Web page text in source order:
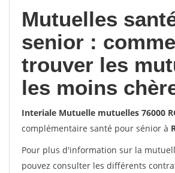
Mutuelles
senior :
trouver les
les moins
Interiale Mutuelle mutuelles 76000
complémentaire santé pour sénior à
Pour plus d'information sur la
pouvez consulter les différents